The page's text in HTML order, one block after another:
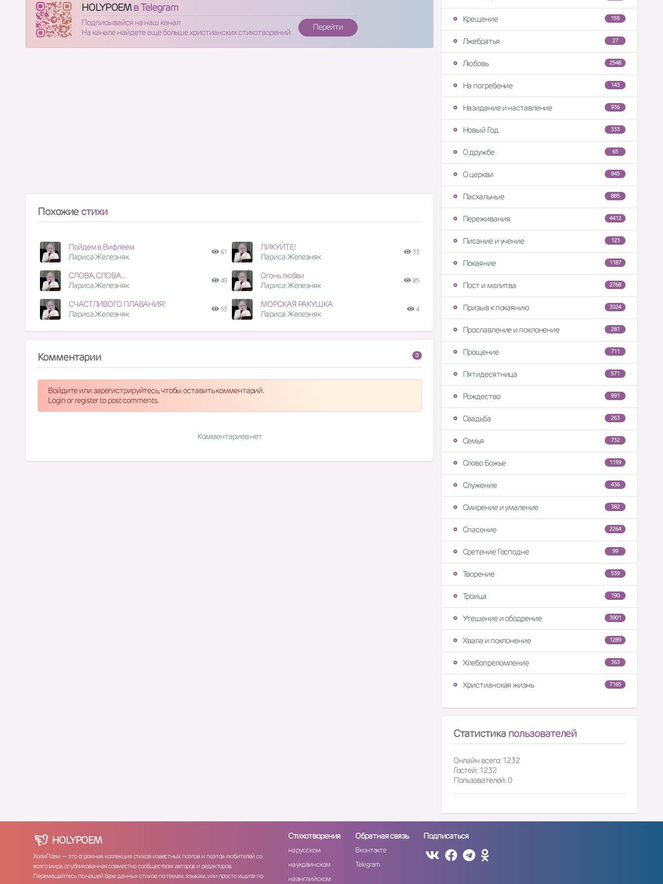
HOLYPOEMв Telegram
Подписывайся на наш канал
На канале найдете еще больше христианских стихотворений
Перейти
Похожие стихи
Пойдем в Вифлеем
Лариса Железняк
61
ЛИКУЙТЕ!
Лариса Железняк
33
СЛОВА, СЛОВА...
Лариса Железняк
49
Огонь любви
Лариса Железняк
85
СЧАСТЛИВОГО ПЛАВАНИЯ!
Лариса Железняк
53
МОРСКАЯ РАКУШКА
Лариса Железняк
4
0
Комментарии
Войдите или зарегистрируйтесь, чтобы оставить комментарий.
Login or register to post comments.
Комментариев нет
155
Крещение
27
Лжебратья
2548
Любовь
143
На погребение
936
Назидание и наставление
333
Новый Год
65
О дружбе
945
О церкви
885
Пасхальные
4412
Переживания
123
Писание и учение
1187
Покаяние
2768
Пост и молитва
3024
Призыв к покаянию
281
Прославление и поклонение
711
Прощение
571
Пятидесятница
991
Рождество
263
Свадьба
732
Семья
1159
Слово Божье
436
Служение
382
Смирение и умаление
2264
Спасение
99
Сретение Господне
539
Творение
190
Троица
3901
Утешение и ободрение
1289
Хвала и поклонение
363
Хлебопреломление
7165
Христианская жизнь
Статистика пользователей
Онлайн всего: 1232
Гостей: 1232
Пользователей: 0
HOLYPOEM
ХолиПоем — это огромная коллекция стихов известных поэтов и поэтов-любителей со
всего мира, опубликованная совместно сообществом авторов и редакторов.
Перемещайтесь по нашей базе данных стихов по темам, языкам, или просто ищите по
Стихотворения
на русском
на украинском
на английском
Обратная связь
Вконтакте
Telegram
Подписаться